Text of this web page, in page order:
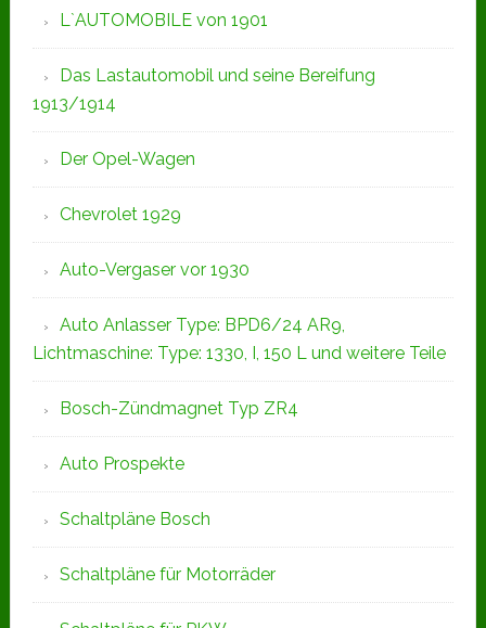
L`AUTOMOBILE von 1901
Das Lastautomobil und seine Bereifung
1913/1914
Der Opel-Wagen
Chevrolet 1929
Auto-Vergaser vor 1930
Auto Anlasser Type: BPD6/24 AR9,
Lichtmaschine: Type: 1330, I, 150 L und weitere Teile
Bosch-Zündmagnet Typ ZR4
Auto Prospekte
Schaltpläne Bosch
Schaltpläne für Motorräder